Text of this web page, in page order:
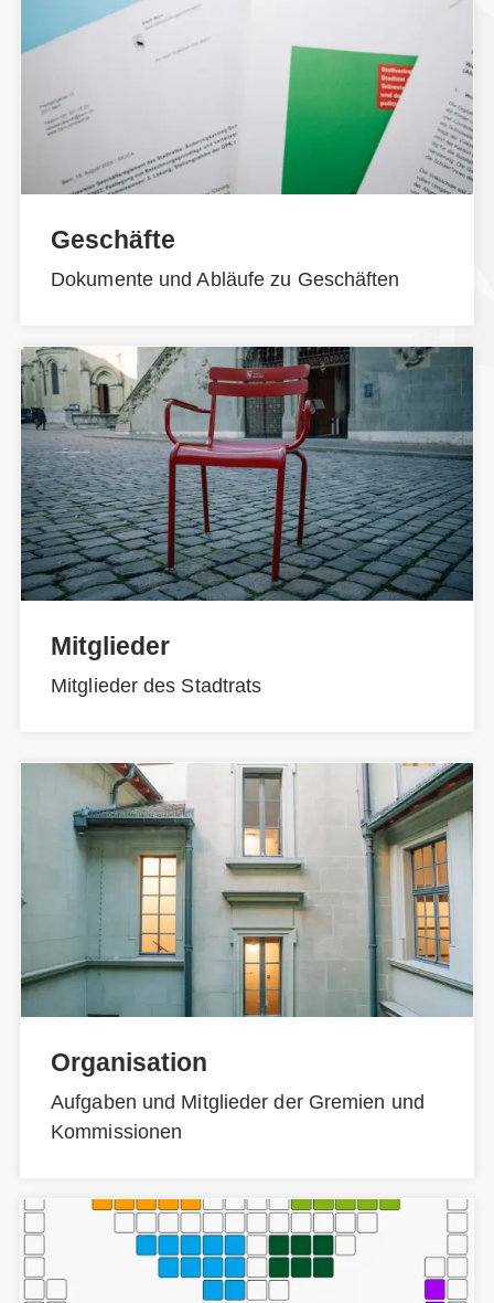
Geschäfte
Dokumente und Abläufe zu Geschäften
Mitglieder
Mitglieder des Stadtrats
Organisation
Aufgaben und Mitglieder der Gremien und
Kommissionen